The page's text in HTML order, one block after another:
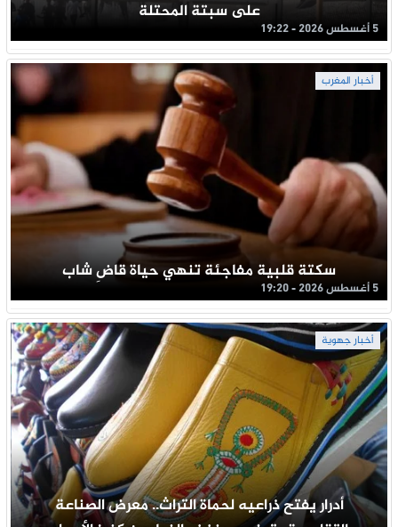
على سبتة المحتلة
5 أغسطس 2026 - 19:22
أخبار المغرب
سكتة قلبية مفاجئة تنهي حياة قاضِ شاب
5 أغسطس 2026 - 19:20
أخبار جهوية
أدرار يفتح ذراعيه لحماة التراث.. معرض الصناعة